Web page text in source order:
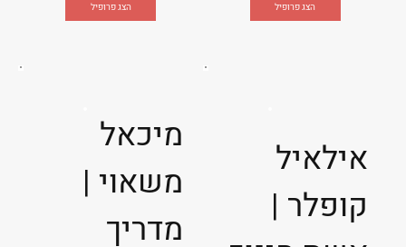
הצג פרופיל הצג פרופיל
מיכאל
משאוי |
מדריך
אילאיל
קופלר |